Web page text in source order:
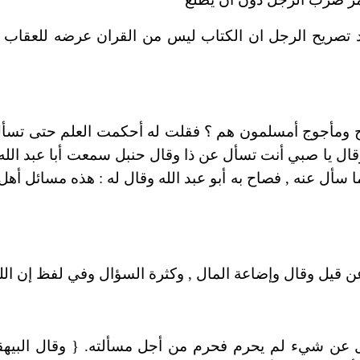
ليس من القران عرضه للعقاب
ومأجوج أمسلمون هم ؟ فقلت له أحكمت العلم حتى
يا صبي أنت تسأل عن ذا وقال حنبل سمعت أبا عبد
سأل عنه , فصاح به أبو عبد الله وقال له : هذه مسائل
قيل وقال وإضاعة المال , وكثرة السؤال وفي لفظ إن
عن شيء لم يحرم فحرم من أجل مسألته} . وقال